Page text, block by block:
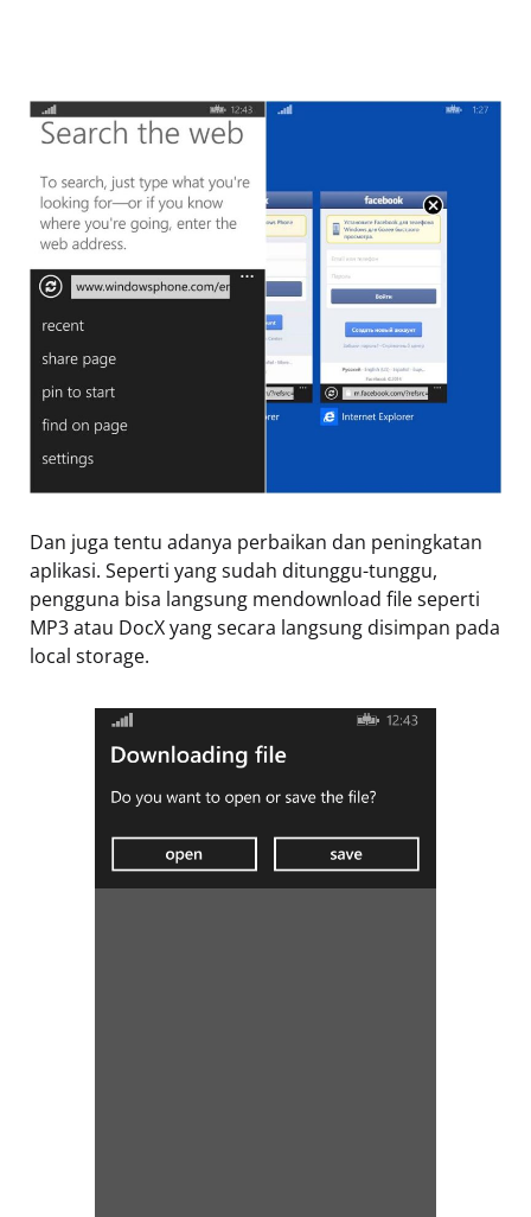
Dan juga tentu adanya perbaikan dan peningkatan
aplikasi. Seperti yang sudah ditunggu-tunggu,
pengguna bisa langsung mendownload file seperti
MP3 atau DocX yang secara langsung disimpan pada
local storage.